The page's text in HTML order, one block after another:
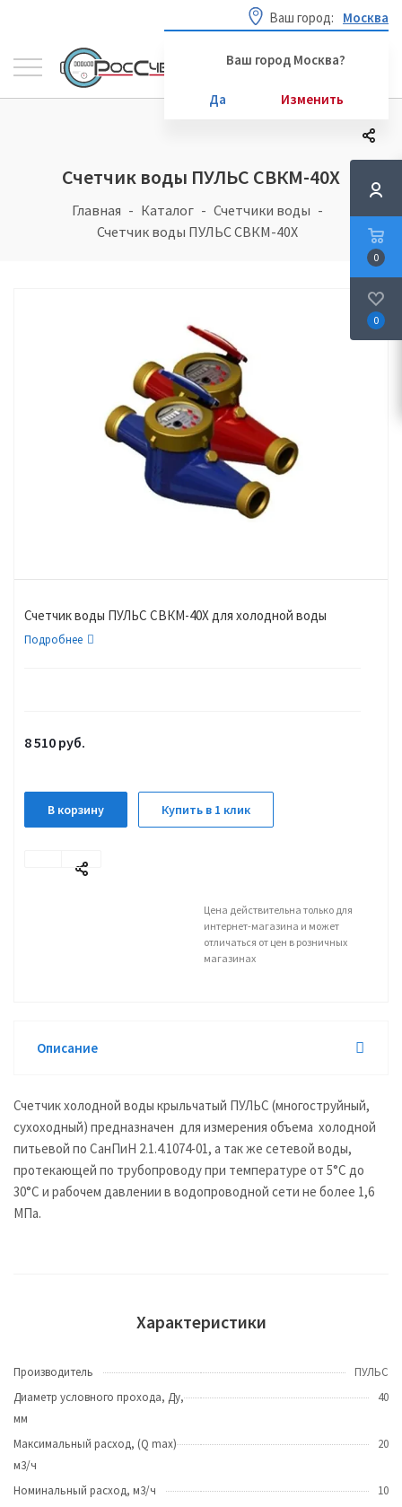
Ваш город: Москва
Ваш город Москва?
Да Изменить
Счетчик воды ПУЛЬС СВКМ-40Х
Главная Каталог
Счетчики воды
Счетчик воды ПУЛЬС СВКМ-40Х
Счетчик воды ПУЛЬС СВКМ-40Х для холодной воды
Подробнее
8 510 руб.
В корзину Купить в 1 клик
Цена действительна только для
интернет-магазина и может
отличаться от цен в розничных
магазинах
Описание
Счетчик холодной воды крыльчатый ПУЛЬС (многоструйный,
сухоходный) предназначен для измерения объема холодной
питьевой по СанПиН 2.1.4.1074-01, а так же сетевой воды,
протекающей по трубопроводу при температуре от 5°С до
30°С и рабочем давлении в водопроводной сети не более 1,6
МПа.
Характеристики
Производитель
ПУЛЬС
Диаметр условного прохода, Ду,
мм
40
Максимальный расход, (Q max)
м3/ч
20
Номинальный расход, м3/ч
10
0
0